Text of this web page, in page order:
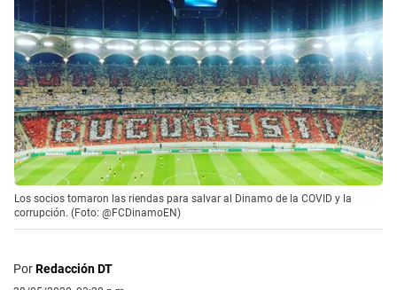
Los socios tomaron las riendas para salvar al Dinamo de la COVID y la
corrupción. (Foto: @FCDinamoEN)
PorRedacción DT